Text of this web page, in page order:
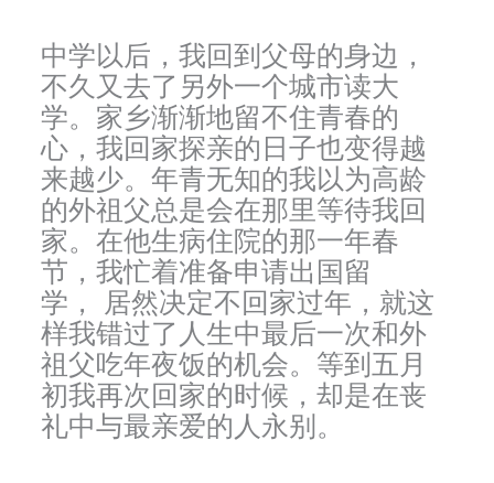
中学以后，我回到父母的身边，
不久又去了另外一个城市读大
学。家乡渐渐地留不住青春的
心，我回家探亲的日子也变得越
来越少。年青无知的我以为高龄
的外祖父总是会在那里等待我回
家。在他生病住院的那一年春
节，我忙着准备申请出国留
学， 居然决定不回家过年，就这
样我错过了人生中最后一次和外
祖父吃年夜饭的机会。等到五月
初我再次回家的时候，却是在丧
礼中与最亲爱的人永别。